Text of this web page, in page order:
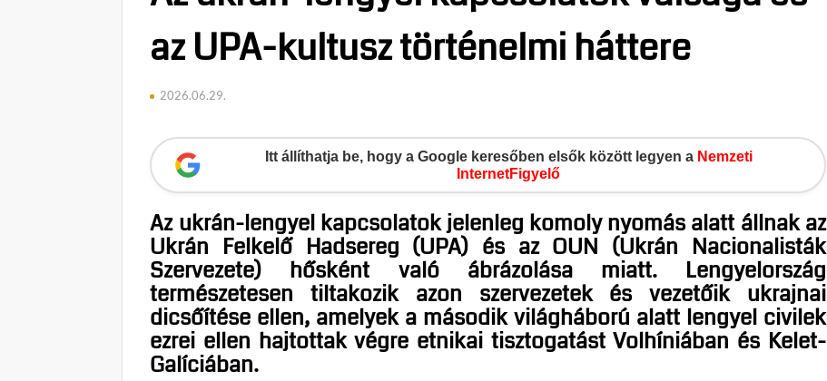
az UPA-kultusz történelmi háttere
2026.06.29.
Itt állíthatja be, hogy a Google keresőben elsők között legyen a Nemzeti
InternetFigyelő
Az ukrán-lengyel kapcsolatok jelenleg komoly nyomás alatt állnak az
Ukrán Felkelő Hadsereg (UPA) és az OUN (Ukrán Nacionalisták
Szervezete) hősként való ábrázolása miatt. Lengyelország
természetesen tiltakozik azon szervezetek és vezetőik ukrajnai
dicsőítése ellen, amelyek a második világháború alatt lengyel civilek
ezrei ellen hajtottak végre etnikai tisztogatást Volhíniában és Kelet-
Galíciában.